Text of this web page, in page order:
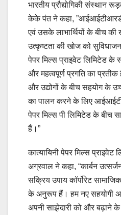
भारतीय प्रौद्योगिकी संस्थान
केके पंत ने कहा,
एवं उसके लाभार्थियों के बीच
उत्कृष्टता की खोज को
पेपर मिल्स प्राइवेट लिमिटेड के
और महत्वपूर्ण प्रगति का
और उद्योगों के बीच सहयोग के
का पालन करने के लिए
पेपर मिल्स पी लिमिटेड के बीच
हैं।”
कात्यायिनी पेपर मिल्स प्राइवेट
अग्रवाल ने कहा, “कार्बन
सक्रिय उपाय कॉर्पोरेट
के अनुरूप हैं। हम नए सहयोगी
अपनी साझेदारी को और